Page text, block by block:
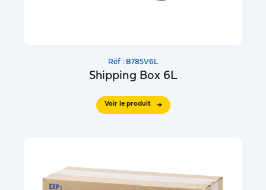
Réf : B785V6L
Shipping Box 6L
Voir le produit